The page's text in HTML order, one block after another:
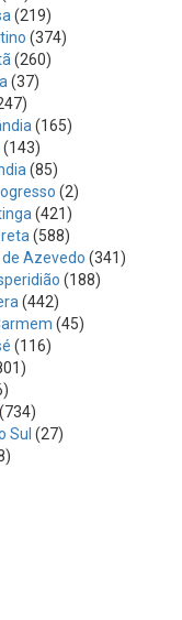
(219)
(374)
(260)
(37)
(165)
(143)
(85)
(2)
(421)
(588)
Azevedo (341)
(188)
(442)
(45)
(116)
(734)
Sul (27)